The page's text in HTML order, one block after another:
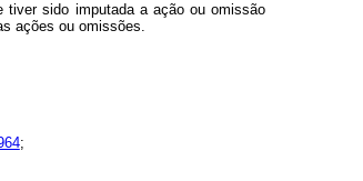
tiver sido imputada a ação ou omissão
ações ou omissões.
;